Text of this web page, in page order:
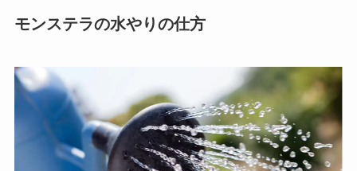
モンステラの水やりの仕方